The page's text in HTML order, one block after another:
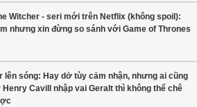
Witcher - seri mới trên Netflix (không spoil):
nhưng xin đừng so sánh với Game of Thrones
lên sóng: Hay dở tùy cảm nhận, nhưng ai cũng
Henry Cavill nhập vai Geralt thì không thể chê